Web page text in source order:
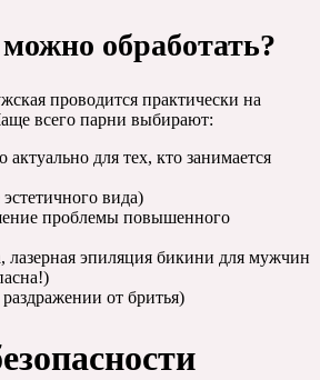
обработать?
проводится практически на
всего парни выбирают:
для тех, кто занимается
вида)
проблемы повышенного
лазерная эпиляция бикини для мужчин
от бритья)